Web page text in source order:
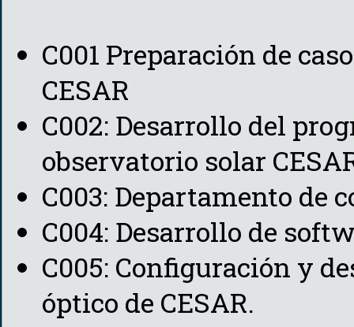
C001 Preparación de
CESAR
C002: Desarrollo del
observatorio solar
C003: Departamento de
C004: Desarrollo de
C005: Configuración y
óptico de CESAR.